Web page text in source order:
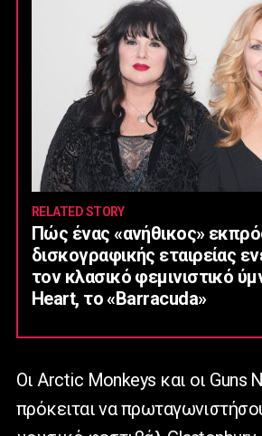
RELATED STORY
Πώς ένας «ανήθικος»
δισκογραφικής εταιρείας
τον κλασικό φεμινιστικό
Heart, το «Barracuda»
Οι Arctic Monkeys και οι Guns
πρόκειται να